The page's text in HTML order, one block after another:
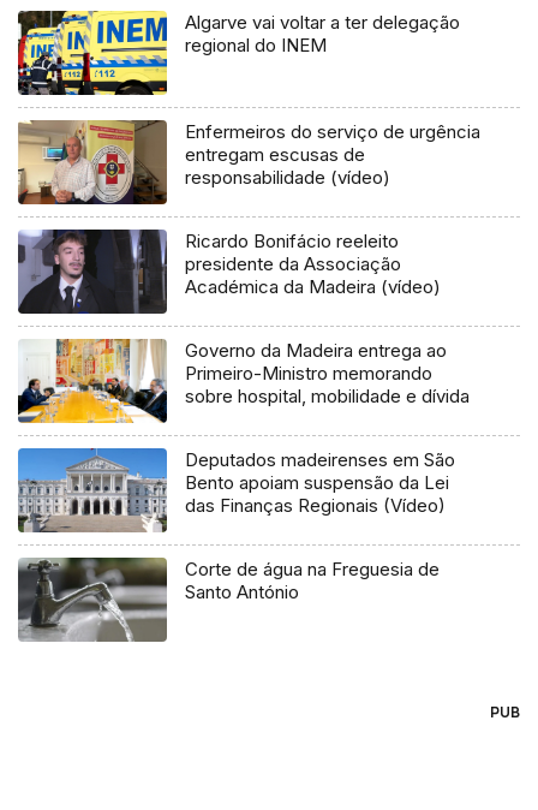
Algarve vai voltar a ter delegação
regional do INEM
Enfermeiros do serviço de urgência
entregam escusas de
responsabilidade (vídeo)
Ricardo Bonifácio reeleito
presidente da Associação
Académica da Madeira (vídeo)
Governo da Madeira entrega ao
Primeiro-Ministro memorando
sobre hospital, mobilidade e dívida
Deputados madeirenses em São
Bento apoiam suspensão da Lei
das Finanças Regionais (Vídeo)
Corte de água na Freguesia de
Santo António
PUB